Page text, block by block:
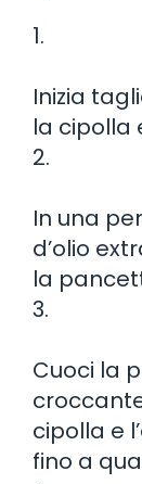
1.
Inizia
la cipolla
2.
In una
d’olio
la
3.
Cuoci la
cipolla e
fino a